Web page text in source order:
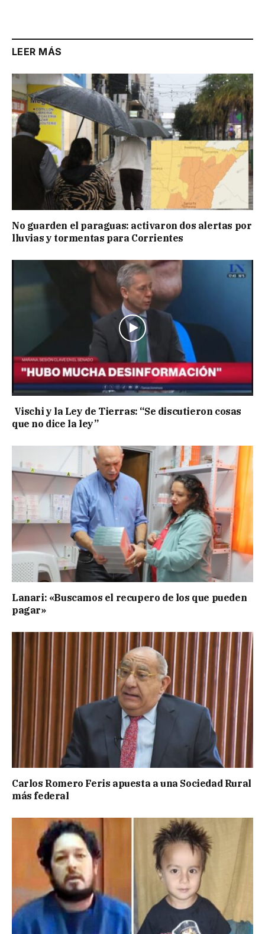
LEER MÁS
No guarden el paraguas: activaron dos alertas por
lluvias y tormentas para Corrientes
Vischi y la Ley de Tierras: “Se discutieron cosas
que no dice la ley”
Lanari: «Buscamos el recupero de los que pueden
pagar»
Carlos Romero Feris apuesta a una Sociedad Rural
más federal